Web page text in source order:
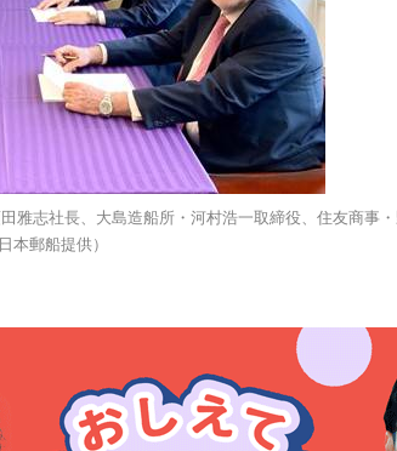
雅志社長、大島造船所・河村浩一取締役、住友商事
本郵船提供）